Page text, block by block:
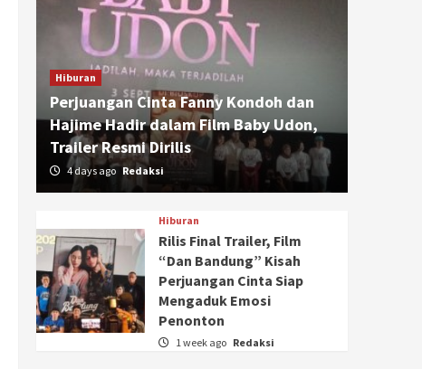
Hiburan
Perjuangan Cinta Fanny Kondoh dan
Hajime Hadir dalam Film Baby Udon,
Trailer Resmi Dirilis
4 days ago Redaksi
Hiburan
Rilis Final Trailer, Film
“Dan Bandung” Kisah
Perjuangan Cinta Siap
Mengaduk Emosi
Penonton
1 week ago Redaksi